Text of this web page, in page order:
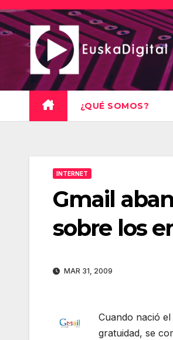
Saltar
al
contenido
¿QUÉ SOMOS?
INTERNET
Gmail
sobre los
MAR 31, 2009
Cuando nació
gratuidad, se